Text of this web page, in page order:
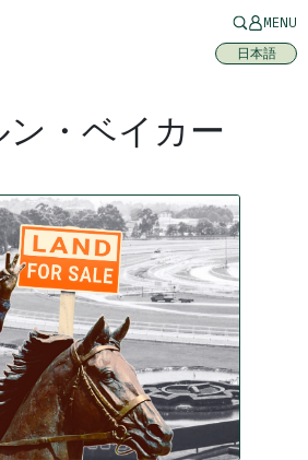
MENU
日本語
ン・ベイカー